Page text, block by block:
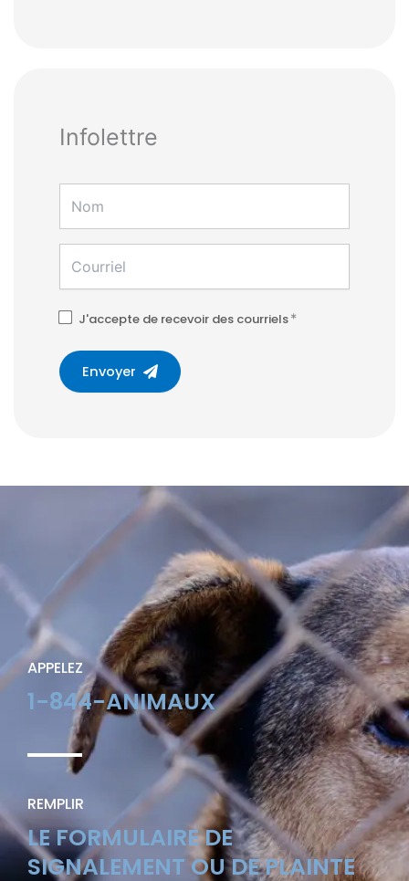
Infolettre
J'accepte de recevoir des courriels*
Envoyer
APPELEZ
1-844-ANIMAUX
REMPLIR
LE FORMULAIRE DE
SIGNALEMENT OU DE PLAINTE